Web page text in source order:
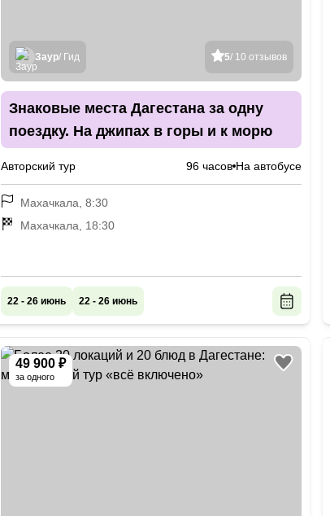
5/ 10 отзывов
Заур/ Гид
Знаковые места Дагестана за одну
поездку. На джипах в горы и к морю
Авторский тур 96 часов На автобусе
Махачкала, 8:30
Махачкала, 18:30
22 - 26 июнь 22 - 26 июнь
49 900 ₽
за одного